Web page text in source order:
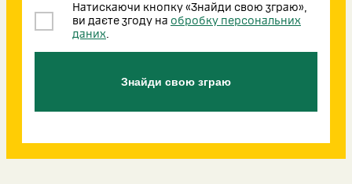
Натискаючи кнопку «Знайди свою зграю»,
ви даєте згоду на обробку персональних
даних.
Знайди свою зграю